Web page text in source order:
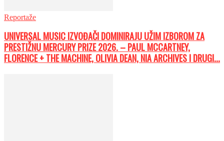
Reportaže
UNIVERSAL MUSIC IZVOĐAČI DOMINIRAJU UŽIM IZBOROM ZA
PRESTIŽNU MERCURY PRIZE 2026. – PAUL MCCARTNEY,
FLORENCE + THE MACHINE, OLIVIA DEAN, NIA ARCHIVES I DRUGI...